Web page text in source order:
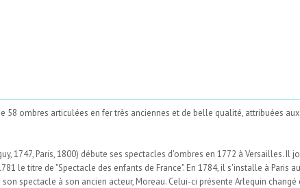
58 ombres articulées en fer très anciennes et de belle qualité, attribuées
1747, Paris, 1800) débute ses spectacles d'ombres en 1772 à Versailles. Il
le titre de "Spectacle des enfants de France". En 1784, il s'installe à Paris
spectacle à son ancien acteur, Moreau. Celui-ci présente Arlequin changé